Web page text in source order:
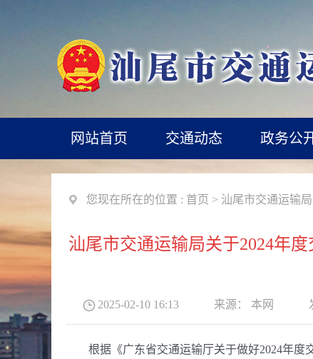
网站首页 交通动态 政务公
您现在所在的位置 : 首页 > 汕尾市交通运输局
汕尾市交通运输局关于2024年
2025-02-10 16:13 来源： 本网
根据《广东省交通运输厅关于做好2024年度交